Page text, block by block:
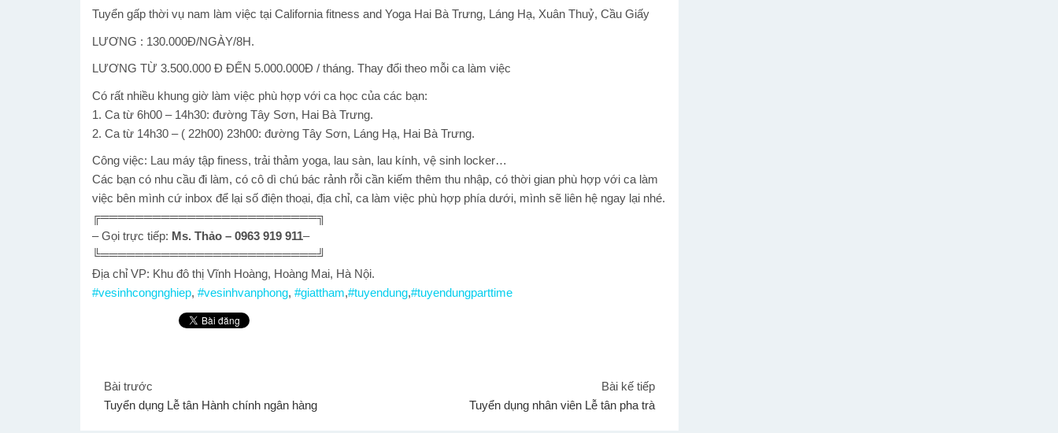
Tuyển gấp thời vụ nam làm việc tại California fitness and Yoga Hai Bà Trưng, Láng Hạ, Xuân Thuỷ, Cầu Giấy
LƯƠNG : 130.000Đ/NGÀY/8H.
LƯƠNG TỪ 3.500.000 Đ ĐẾN 5.000.000Đ / tháng. Thay đổi theo mỗi ca làm việc
Có rất nhiều khung giờ làm việc phù hợp với ca học của các bạn:
1. Ca từ 6h00 – 14h30: đường Tây Sơn, Hai Bà Trưng.
2. Ca từ 14h30 – ( 22h00) 23h00: đường Tây Sơn, Láng Hạ, Hai Bà Trưng.
Công việc: Lau máy tập finess, trải thảm yoga, lau sàn, lau kính, vệ sinh locker…
Các bạn có nhu cầu đi làm, có cô dì chú bác rảnh rỗi cần kiếm thêm thu nhập, có thời gian phù hợp với ca làm
việc bên mình cứ inbox để lại số điện thoại, địa chỉ, ca làm việc phù hợp phía dưới, mình sẽ liên hệ ngay lại nhé.
╔═════════════════════════╗
– Gọi trực tiếp: Ms. Thảo – 0963 919 911–
╚═════════════════════════╝
Địa chỉ VP: Khu đô thị Vĩnh Hoàng, Hoàng Mai, Hà Nội.
#vesinhcongnghiep, #vesinhvanphong, #giattham,#tuyendung,#tuyendungparttime
Bài trước
Tuyển dụng Lễ tân Hành chính ngân hàng
Bài kế tiếp
Tuyển dụng nhân viên Lễ tân pha trà